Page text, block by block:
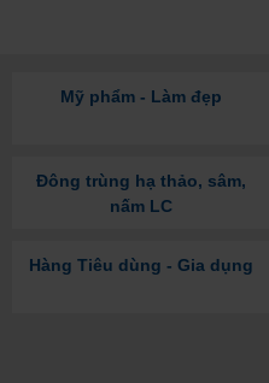
lượng trứng và sức khỏe
Health OvaBoost for
Mỹ phẩm - Làm đẹp
Đông trùng hạ thảo, sâm,
nấm LC
Hàng Tiêu dùng - Gia dụng